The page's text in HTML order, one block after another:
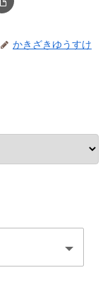
かきざきゆうすけ